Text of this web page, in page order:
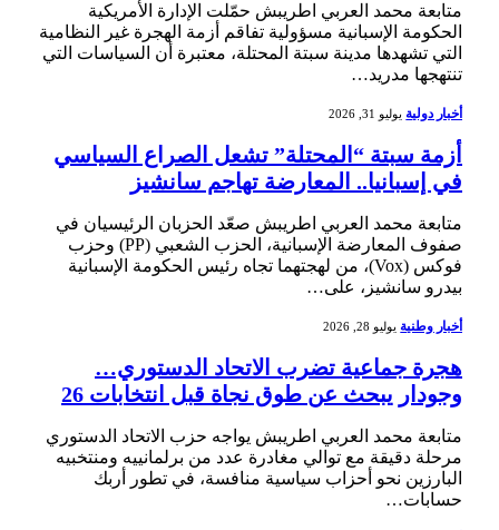
متابعة محمد العربي اطريبش حمّلت الإدارة الأمريكية
الحكومة الإسبانية مسؤولية تفاقم أزمة الهجرة غير النظامية
التي تشهدها مدينة سبتة المحتلة، معتبرة أن السياسات التي
تنتهجها مدريد…
أخبار دولية يوليو 31, 2026
أزمة سبتة “المحتلة” تشعل الصراع السياسي
في إسبانيا.. المعارضة تهاجم سانشيز
متابعة محمد العربي اطريبش صعّد الحزبان الرئيسيان في
صفوف المعارضة الإسبانية، الحزب الشعبي (PP) وحزب
فوكس (Vox)، من لهجتهما تجاه رئيس الحكومة الإسبانية
بيدرو سانشيز، على…
أخبار وطنية يوليو 28, 2026
هجرة جماعية تضرب الاتحاد الدستوري…
وجودار يبحث عن طوق نجاة قبل انتخابات 26
متابعة محمد العربي اطريبش يواجه حزب الاتحاد الدستوري
مرحلة دقيقة مع توالي مغادرة عدد من برلمانييه ومنتخبيه
البارزين نحو أحزاب سياسية منافسة، في تطور أربك
حسابات…